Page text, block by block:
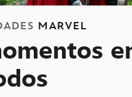
MARVEL